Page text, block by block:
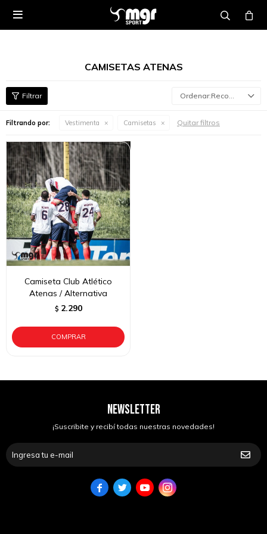

CAMISETAS ATENAS
Recomendados
Filtrando por: Vestimenta Camisetas Quitar filtros
Camiseta Club Atlético
Atenas / Alternativa
$ 2.290
NEWSLETTER
¡Suscribite y recibí todas nuestras novedades!
   